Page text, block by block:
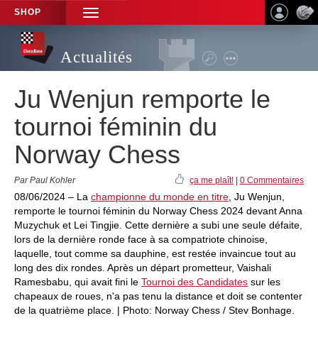
SHOP
TOGGLE
NAVIGATION
Actualités
Ju Wenjun remporte le
tournoi féminin du
Norway Chess
Par Paul Kohler ça me plaît! 0 Commentaires
08/06/2024 – La championne du monde en titre , Ju Wenjun,
remporte le tournoi féminin du Norway Chess 2024 devant Anna
Muzychuk et Lei Tingjie. Cette dernière a subi une seule défaite,
lors de la dernière ronde face à sa compatriote chinoise,
laquelle, tout comme sa dauphine, est restée invaincue tout au
long des dix rondes. Après un départ prometteur, Vaishali
Ramesbabu, qui avait fini le Tournoi des Candidates sur les
chapeaux de roues, n'a pas tenu la distance et doit se contenter
de la quatrième place. | Photo: Norway Chess / Stev Bonhage.